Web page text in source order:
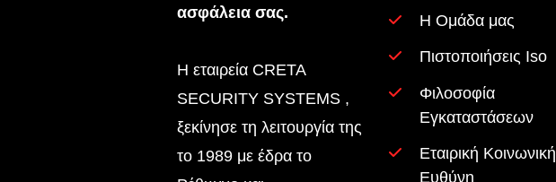
ασφάλεια σας.
Η εταιρεία CRETA
SECURITY SYSTEMS ,
ξεκίνησε τη λειτουργία της
το 1989 με έδρα το
Η Ομάδα μας
Πιστοποιήσεις Iso
Φιλοσοφία
Εγκαταστάσεων
Εταιρική Κοινωνική
Ευθύνη